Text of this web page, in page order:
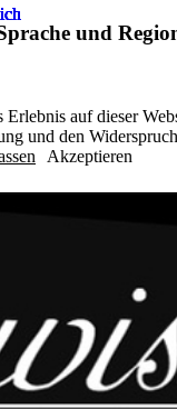
und
Erlebnis auf dieser
und den
Akzeptieren